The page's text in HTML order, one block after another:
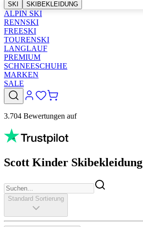
SKI SKIBEKLEIDUNG
ALPIN SKI
RENNSKI
FREESKI
TOURENSKI
LANGLAUF
PREMIUM
SCHNEESCHUHE
MARKEN
SALE
3.704 Bewertungen auf
Scott Kinder Skibekleidung
Standard Sortierung